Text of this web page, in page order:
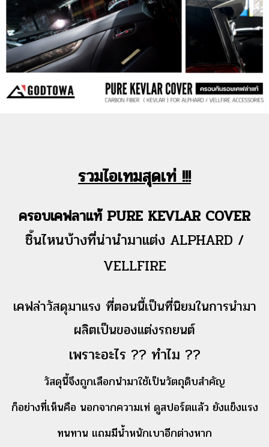
รวมไอเทมสุดเท่ !!!
ครอบเคฟลาแท้ PURE KEVLAR COVER
ชิ้นไหนบ้างที่น่านำมาแต่ง ALPHARD /
VELLFIRE
เคฟล่าวัสดุมาแรง ที่ตอนนี้เป็นที่นิยมในการนำมา
ผลิตเป็นของแต่งรถยนต์
เพราะอะไร ?? ทำไม ??
วัสดุนี้จึงถูกเลือกนำมาใช้เป็นวัตถุดิบสำคัญ
ก็อย่างที่เห็นคือ นอกจากความเท่ ดูสปอร์ตแล้ว ยังแข็งแรง
ทนทาน แถมมีน้ำหนักเบาอีกต่างหาก